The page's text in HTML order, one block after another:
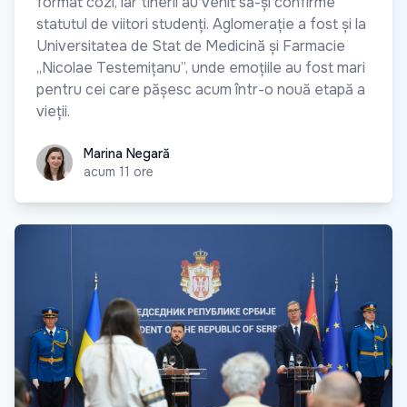
statutul de viitori studenți. Aglomerație a fost și la
Universitatea de Stat de Medicină și Farmacie
„Nicolae Testemițanu”, unde emoțiile au fost mari
pentru cei care pășesc acum într-o nouă etapă a
vieții.
Marina Negară
Marina Negară
acum 11 ore